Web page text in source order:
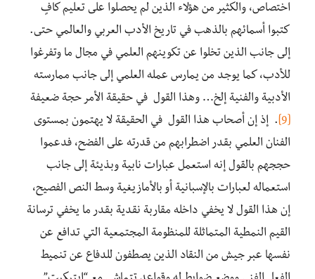
اختصاص، والكثير من هؤلاء الذين لم يحصلوا على تعليم كافٍ
كتبوا أسمائهم بالذهب في تاريخ الأدب العربي والعالمي حتى.
إلى جانب الذين تخلوا عن تكوينهم العلمي في مجال ما وتفرغوا
للأدب، كما يوجد من يمارس عمله العلمي إلى جانب ممارسته
الأدبية والفنية إلخ… وهذا القول في حقيقة الأمر حجة ضعيفة
[9]
. إذ إن أصحاب هذا القول في الحقيقة لا يهتمون بمستوى
الفنان العلمي بقدر اضطرابهم من قدرته على الفضح، فدعموا
حججهم بالقول إنه استعمل عبارات نابية وبذيئة إلى جانب
استعماله لعبارات بالإسبانية أو بالأمازيغية وسط النص الفصيح،
إن هذا القول لا يخفي داخله مقاربة نقدية بقدر ما يخفي ترسانة
القيم النمطية المتماثلة للمنظومة المجتمعية التي تدافع عن
نفسها عبر جيش من النقاد الذين يصطفون للدفاع عن تنميط